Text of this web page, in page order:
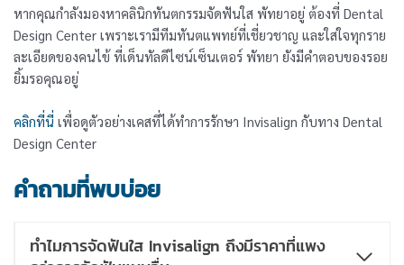
หากคุณกำลังมองหาคลินิกทันตกรรมจัดฟันใส พัทยาอยู่ ต้องที่ Dental
Design Center เพราะเรามีทีมทันตแพทย์ที่เชี่ยวชาญ และใส่ใจทุกราย
ละเอียดของคนไข้ ที่เด็นทัลดีไซน์เซ็นเตอร์ พัทยา ยังมีคำตอบของรอย
ยิ้มรอคุณอยู่
คลิกที่นี่ เพื่อดูตัวอย่างเคสที่ได้ทำการรักษา Invisalign กับทาง Dental
Design Center
คำถามที่พบบ่อย
ทำไมการจัดฟันใส Invisalign ถึงมีราคาที่แพง